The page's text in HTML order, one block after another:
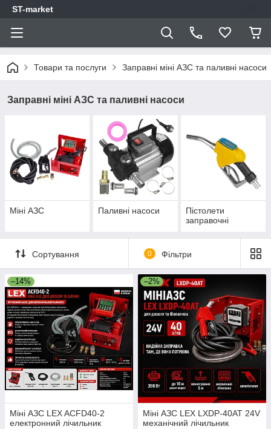
ST-market
Товари та послуги Заправні міні АЗС та паливні насоси
Заправні міні АЗС та паливні насоси
Міні АЗС Паливні насоси
Пістолети
заправочні
Сортування 0 Фільтри
–14%
Міні АЗС LEX ACFD40-2
електронний лічильник
–2%
Міні АЗС LEX LXDP-40AT 24V
механічний лічильник